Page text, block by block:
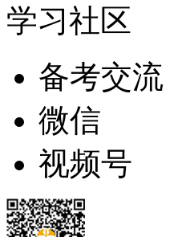
学习社区
备考交流
微信
视频号